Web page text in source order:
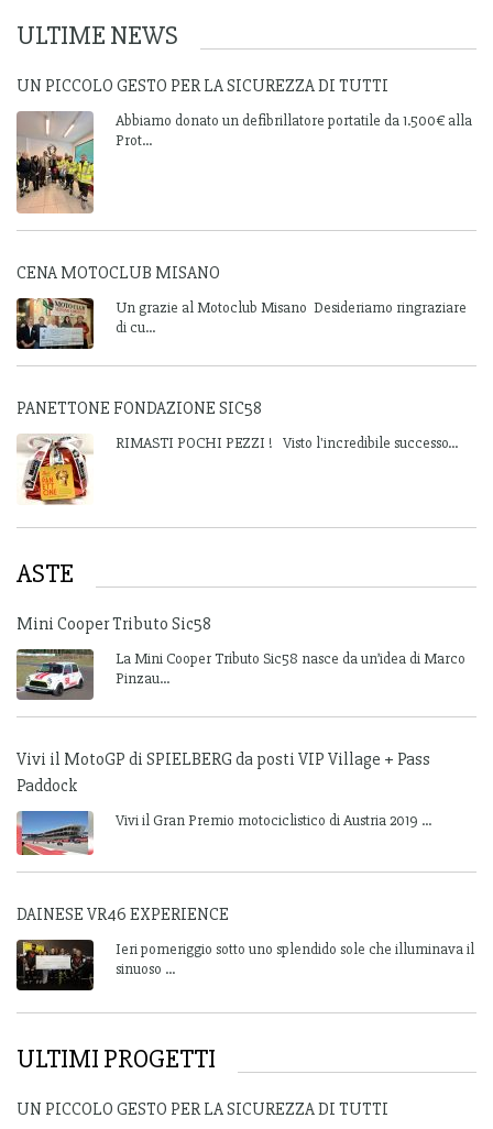
ULTIME NEWS
UN PICCOLO GESTO PER LA SICUREZZA DI TUTTI
Abbiamo donato un defibrillatore portatile da 1.500€ alla
Prot...
CENA MOTOCLUB MISANO
Un grazie al Motoclub Misano Desideriamo ringraziare
di cu...
PANETTONE FONDAZIONE SIC58
RIMASTI POCHI PEZZI ! Visto l'incredibile successo...
ASTE
Mini Cooper Tributo Sic58
La Mini Cooper Tributo Sic58 nasce da un’idea di Marco
Pinzau...
Vivi il MotoGP di SPIELBERG da posti VIP Village + Pass
Paddock
Vivi il Gran Premio motociclistico di Austria 2019 ...
DAINESE VR46 EXPERIENCE
Ieri pomeriggio sotto uno splendido sole che illuminava il
sinuoso ...
ULTIMI PROGETTI
UN PICCOLO GESTO PER LA SICUREZZA DI TUTTI